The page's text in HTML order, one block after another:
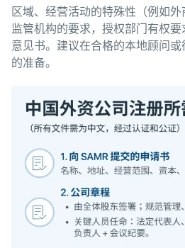
区域、经营活动的特殊性（例如
监管机构的要求，授权部门有权
意见书。建议在合格的本地顾问
的准备。